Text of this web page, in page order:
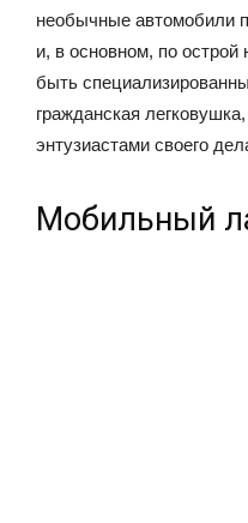
необычные автомобили
и, в основном, по
быть
гражданская
энтузиастами своего
Мобильный